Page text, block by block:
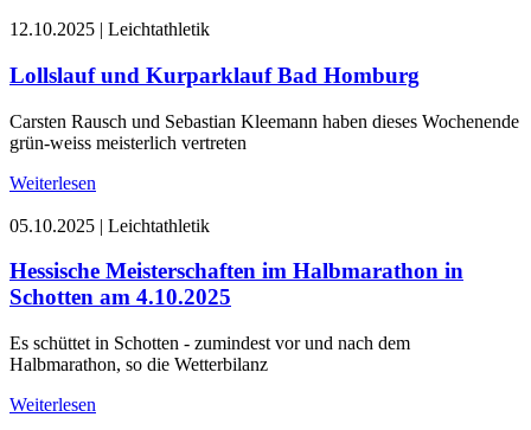
12.10.2025 | Leichtathletik
Lollslauf und Kurparklauf Bad Homburg
Carsten Rausch und Sebastian Kleemann haben dieses Wochenende
grün-weiss meisterlich vertreten
Weiterlesen
05.10.2025 | Leichtathletik
Hessische Meisterschaften im Halbmarathon in
Schotten am 4.10.2025
Es schüttet in Schotten - zumindest vor und nach dem
Halbmarathon, so die Wetterbilanz
Weiterlesen